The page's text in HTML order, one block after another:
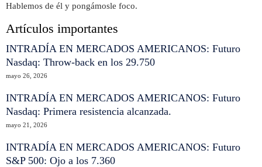
Hablemos de él y pongámosle foco.
Artículos importantes
INTRADÍA EN MERCADOS AMERICANOS: Futuro
Nasdaq: Throw-back en los 29.750
mayo 26, 2026
INTRADÍA EN MERCADOS AMERICANOS: Futuro
Nasdaq: Primera resistencia alcanzada.
mayo 21, 2026
INTRADÍA EN MERCADOS AMERICANOS: Futuro
S&P 500: Ojo a los 7.360